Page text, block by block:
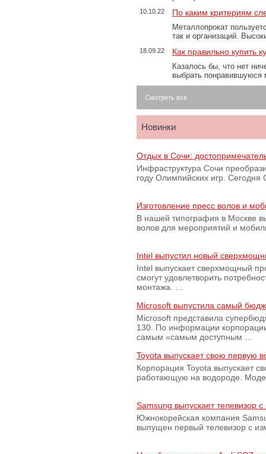
10.10.22 По каким критериям
Металлопрокат
так и организаций.
18.09.22 Как правильно купить
Казалось бы, что нет
выбрать
Смотреть все
Новинки
Отдых в Сочи:
Инфраструктура Сочи
году Олимпийских игр.
Изготовление пресс волов и
В нашей типография в Москве
волов для мероприятий и
Intel выпустил новый
Intel выпускает сверхмощный
смогут удовлетворить
монтажа. …
Microsoft выпустила самый
Microsoft представила
130. По информации
самым «самым доступным …
Toyota выпускает свою первую
Корпорация Toyota выпускает
работающую на водороде.
Samsung выпускает телевизор
Южнокорейская компания
выпущен первый телевизор с